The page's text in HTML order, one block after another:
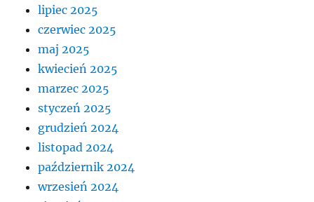
lipiec 2025
czerwiec 2025
maj 2025
kwiecień 2025
marzec 2025
styczeń 2025
grudzień 2024
listopad 2024
październik 2024
wrzesień 2024